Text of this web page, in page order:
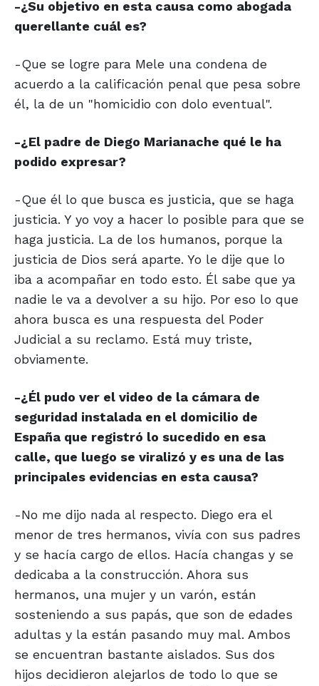
-¿Su objetivo en esta causa como abogada
querellante cuál es?
-Que se logre para Mele una condena de
acuerdo a la calificación penal que pesa sobre
él, la de un "homicidio con dolo eventual".
-¿El padre de Diego Marianache qué le ha
podido expresar?
-Que él lo que busca es justicia, que se haga
justicia. Y yo voy a hacer lo posible para que se
haga justicia. La de los humanos, porque la
justicia de Dios será aparte. Yo le dije que lo
iba a acompañar en todo esto. Él sabe que ya
nadie le va a devolver a su hijo. Por eso lo que
ahora busca es una respuesta del Poder
Judicial a su reclamo. Está muy triste,
obviamente.
-¿Él pudo ver el video de la cámara de
seguridad instalada en el domicilio de
España que registró lo sucedido en esa
calle, que luego se viralizó y es una de las
principales evidencias en esta causa?
-No me dijo nada al respecto. Diego era el
menor de tres hermanos, vivía con sus padres
y se hacía cargo de ellos. Hacía changas y se
dedicaba a la construcción. Ahora sus
hermanos, una mujer y un varón, están
sosteniendo a sus papás, que son de edades
adultas y la están pasando muy mal. Ambos
se encuentran bastante aislados. Sus dos
hijos decidieron alejarlos de todo lo que se